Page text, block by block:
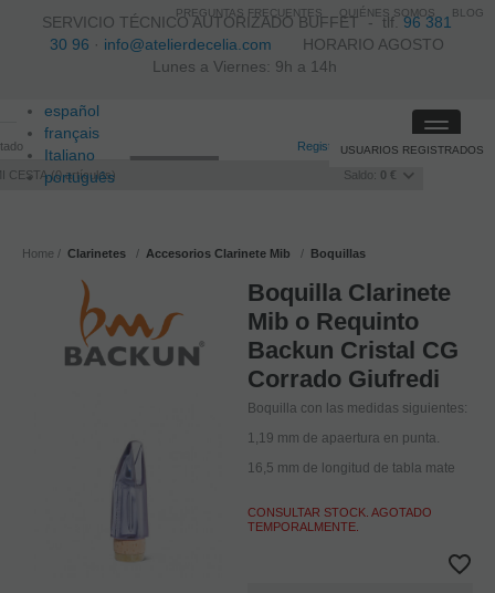
SERVICIO TÉCNICO AUTORIZADO BUFFET -tlf.96 381
30 96 · info@atelierdecelia.com HORARIO AGOSTO
Lunes a Viernes: 9h a 14h
español
français
Italiano
português
Registro /Iniciar sesión
CESTA 0artículos Saldo: 0 €
USUARIOS REGISTRADOS
Toggle
Home Clarinetes Accesorios Clarinete Mib Boquillas
Boquilla Clarinete
Mib o Requinto
Backun Cristal CG
Corrado Giufredi
Boquilla con las medidas siguientes:
1,19 mm de apaertura en punta.
16,5 mm de longitud de tabla mate
CONSULTAR STOCK. AGOTADO
TEMPORALMENTE.
PREGUNTAS FRECUENTES QUIÉNES SOMOS BLOG